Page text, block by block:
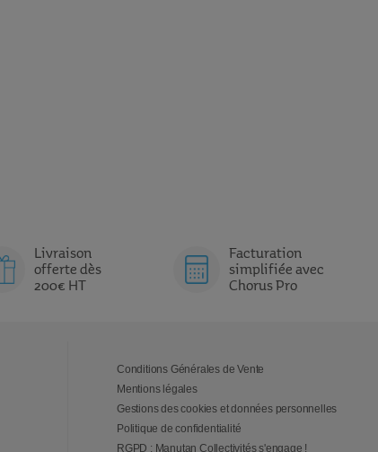
Livraison
offerte dès
200€ HT
Facturation
simplifiée avec
Chorus Pro
Conditions Générales de Vente
Mentions légales
Gestions des cookies et données personnelles
Politique de confidentialité
RGPD : Manutan Collectivités s'engage !